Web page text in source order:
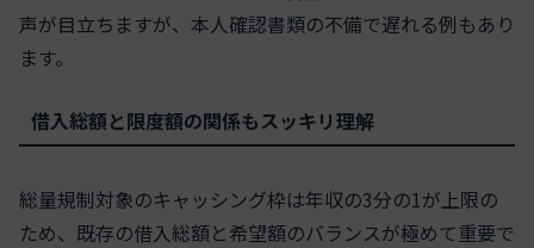
声が目立ちますが、本人確認書類の不備で遅れる例もあり
ます。
借入総額と限度額の関係もスッキリ理解
総量規制対象のキャッシング枠は年収の3分の1が上限の
ため、既存の借入総額と希望額のバランスが極めて重要で